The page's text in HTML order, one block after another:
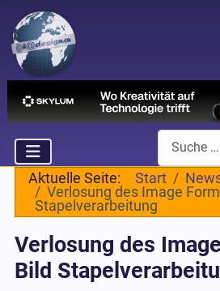
Suchen
Aktuelle Seite: Start
Verlosung des Image
Stapelverarbeitung
Verlosung des
Bild